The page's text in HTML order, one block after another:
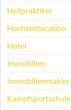
Heilpraktiker
Hochzeitlocation
Hotel
Immobilien
Immobilienmakler
Kampfsportschule